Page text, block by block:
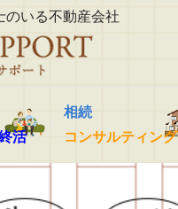
のいる不動産会社
活
相続
コンサルティング